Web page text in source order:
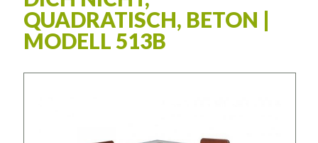
QUADRATISCH, BETON |
MODELL 513B